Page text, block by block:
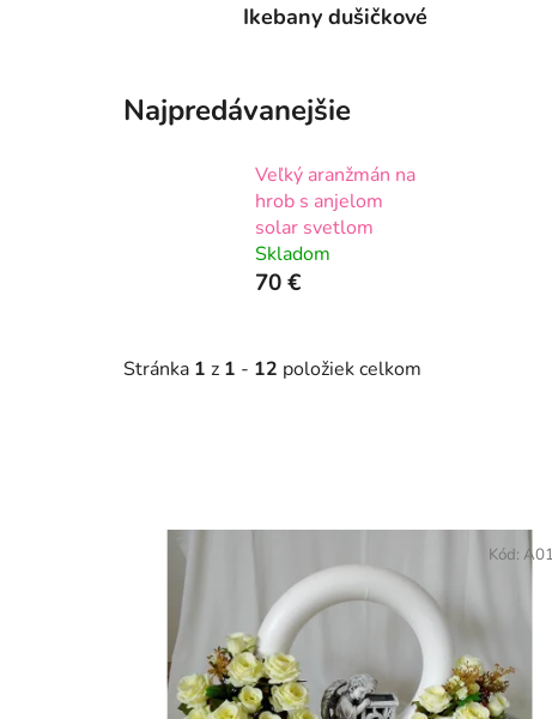
Ikebany dušičkové
Najpredávanejšie
Veľký aranžmán na
hrob s anjelom
solar svetlom
Skladom
70 €
Stránka 1 z 1 - 12 položiek celkom
Kód: